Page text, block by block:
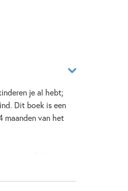
je al hebt;
Dit boek is een
maanden van het
het